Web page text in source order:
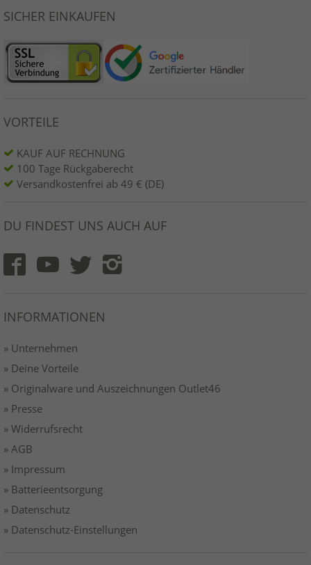
SICHER EINKAUFEN
VORTEILE
KAUF AUF RECHNUNG
100 Tage Rückgaberecht
Versandkostenfrei ab 49 € (DE)
DU FINDEST UNS AUCH AUF
INFORMATIONEN
» Unternehmen
» Deine Vorteile
» Originalware und Auszeichnungen Outlet46
» Presse
» Widerrufsrecht
» AGB
» Impressum
» Batterieentsorgung
» Datenschutz
» Datenschutz-Einstellungen